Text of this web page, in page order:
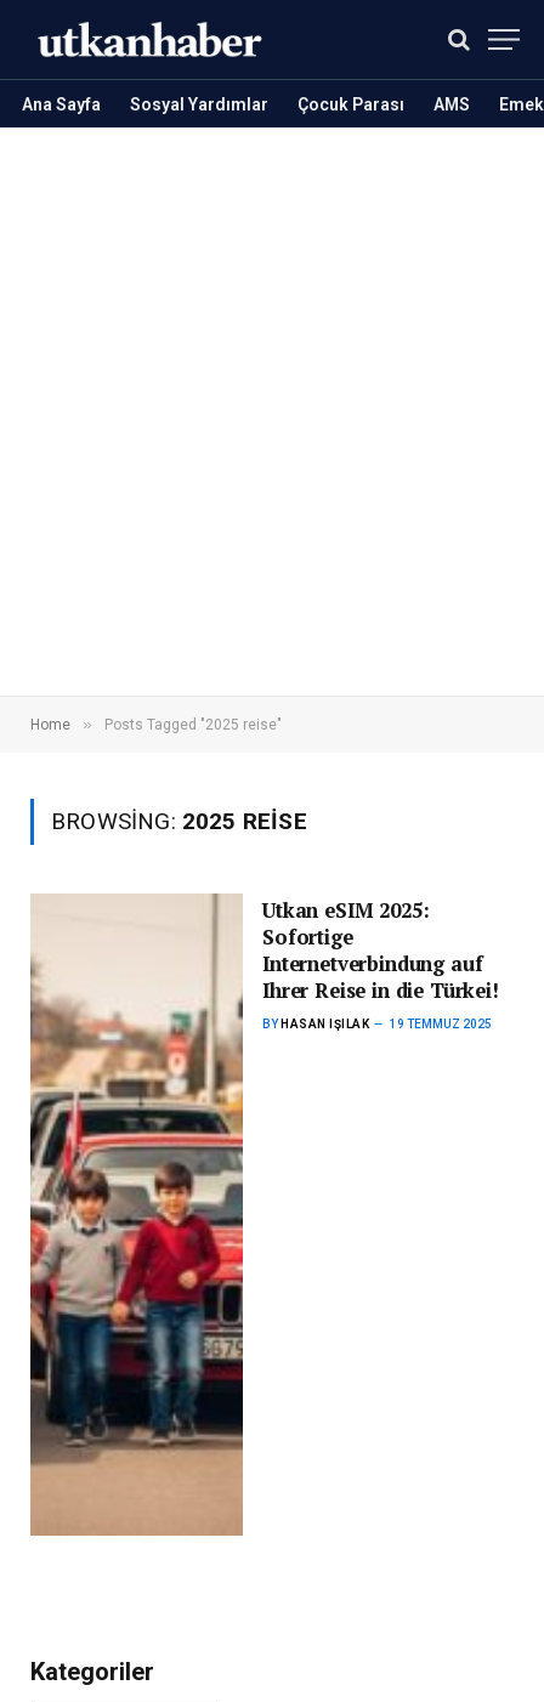
Ana Sayfa Sosyal Yardımlar Çocuk Parası AMS
Home » Posts Tagged "2025 reise"
BROWSING: 2025 REISE
Utkan eSIM 2025:
Sofortige
Internetverbindung auf
Ihrer Reise in die Türkei!
BY HASAN IŞILAK 19 TEMMUZ 2025
Kategoriler